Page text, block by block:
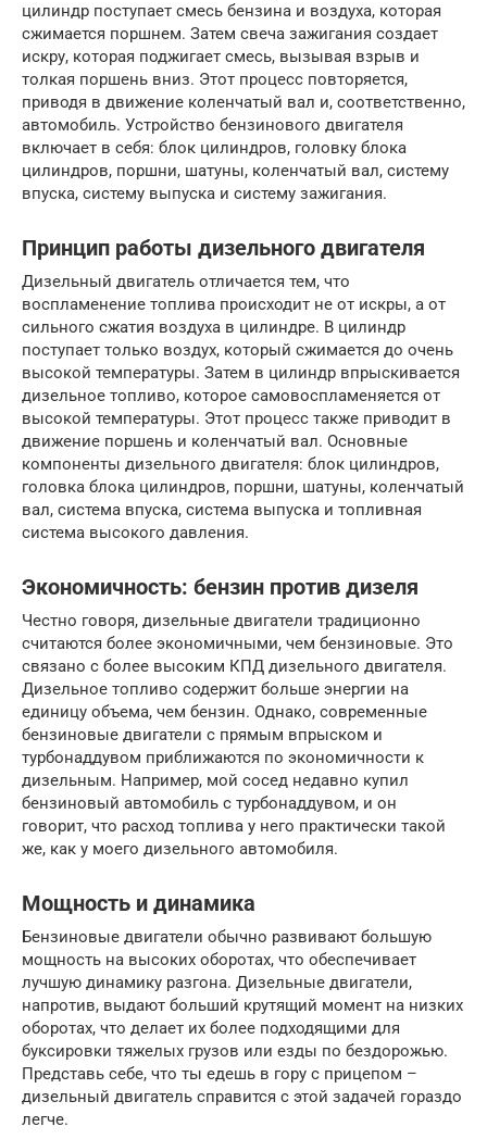
цилиндр поступает смесь бензина и воздуха, которая
сжимается поршнем. Затем свеча зажигания создает
искру, которая поджигает смесь, вызывая взрыв и
толкая поршень вниз. Этот процесс повторяется,
приводя в движение коленчатый вал и, соответственно,
автомобиль. Устройство бензинового двигателя
включает в себя: блок цилиндров, головку блока
цилиндров, поршни, шатуны, коленчатый вал, систему
впуска, систему выпуска и систему зажигания.
Принцип работы дизельного двигателя
Дизельный двигатель отличается тем, что
воспламенение топлива происходит не от искры, а от
сильного сжатия воздуха в цилиндре. В цилиндр
поступает только воздух, который сжимается до очень
высокой температуры. Затем в цилиндр впрыскивается
дизельное топливо, которое самовоспламеняется от
высокой температуры. Этот процесс также приводит в
движение поршень и коленчатый вал. Основные
компоненты дизельного двигателя: блок цилиндров,
головка блока цилиндров, поршни, шатуны, коленчатый
вал, система впуска, система выпуска и топливная
система высокого давления.
Экономичность: бензин против дизеля
Честно говоря, дизельные двигатели традиционно
считаются более экономичными, чем бензиновые. Это
связано с более высоким КПД дизельного двигателя.
Дизельное топливо содержит больше энергии на
единицу объема, чем бензин. Однако, современные
бензиновые двигатели с прямым впрыском и
турбонаддувом приближаются по экономичности к
дизельным. Например, мой сосед недавно купил
бензиновый автомобиль с турбонаддувом, и он
говорит, что расход топлива у него практически такой
же, как у моего дизельного автомобиля.
Мощность и динамика
Бензиновые двигатели обычно развивают большую
мощность на высоких оборотах, что обеспечивает
лучшую динамику разгона. Дизельные двигатели,
напротив, выдают больший крутящий момент на низких
оборотах, что делает их более подходящими для
буксировки тяжелых грузов или езды по бездорожью.
Представь себе, что ты едешь в гору с прицепом –
дизельный двигатель справится с этой задачей гораздо
легче.